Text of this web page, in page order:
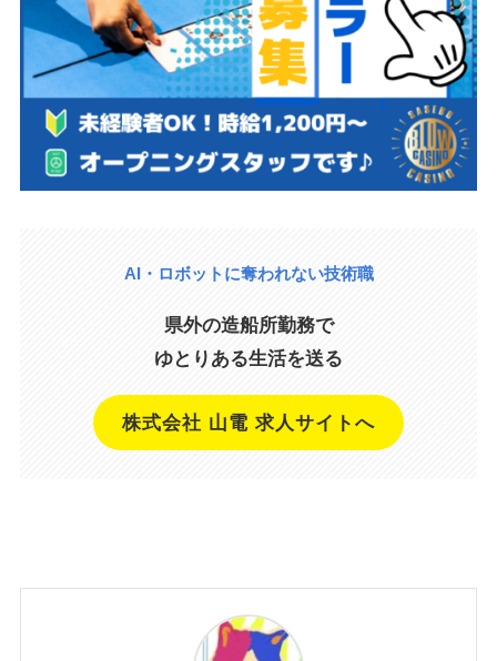
AI・ロボットに奪われない技術職
県外の造船所勤務で
ゆとりある生活を送る
株式会社 山電 求人サイトへ